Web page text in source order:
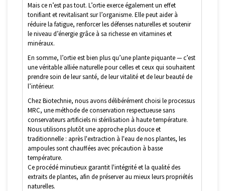
Mais ce n’est pas tout. L’ortie exerce également un effet
tonifiant et revitalisant sur l’organisme. Elle peut aider à
réduire la fatigue, renforcer les défenses naturelles et soutenir
le niveau d’énergie grâce à sa richesse en vitamines et
minéraux.
En somme, l’ortie est bien plus qu’une plante piquante — c’est
une véritable alliée naturelle pour celles et ceux qui souhaitent
prendre soin de leur santé, de leur vitalité et de leur beauté de
l’intérieur.
Chez Biotechnie, nous avons délibérément choisi le processus
MRC, une méthode de conservation respectueuse sans
conservateurs artificiels ni stérilisation à haute température.
Nous utilisons plutôt une approche plus douce et
traditionnelle : après l'extraction à l'eau de nos plantes, les
ampoules sont chauffées avec précaution à basse
température.
Ce procédé minutieux garantit l'intégrité et la qualité des
extraits de plantes, afin de préserver au mieux leurs propriétés
naturelles.